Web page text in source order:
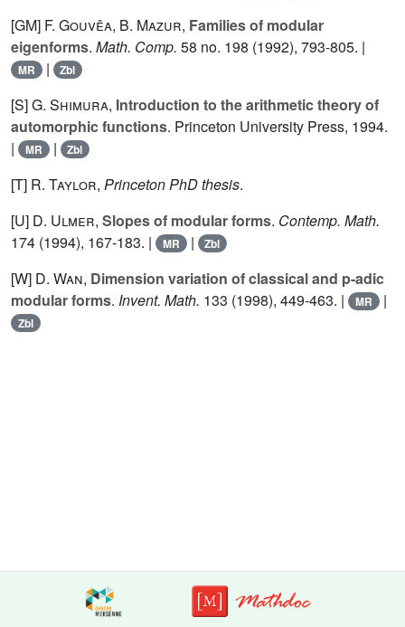
[GM] F. Gouvêa, B. Mazur, Families of modular
eigenforms. Math. Comp. 58 no. 198 (1992), 793-805. |
MR | Zbl
[S]G. Shimura, Introduction to the arithmetic theory of
automorphic functions. Princeton University Press, 1994.
|
MR | Zbl
[T] R. Taylor, Princeton PhD thesis.
[U] D. Ulmer, Slopes of modular forms. Contemp. Math.
174 (1994), 167-183. | MR | Zbl
[W] D. Wan, Dimension variation of classical and p-adic
modular forms. Invent. Math. 133 (1998), 449-463. | MR |
Zbl